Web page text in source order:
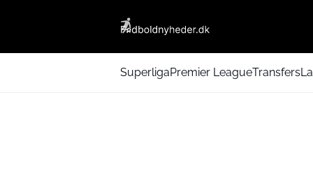
SuperligaPremier LeagueTransfers